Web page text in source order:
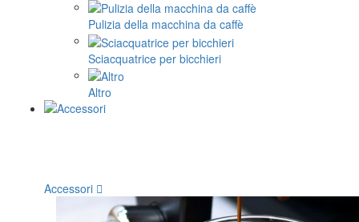
Pulizia della macchina da caffè
Sciacquatrice per bicchieri
Altro
Accessori